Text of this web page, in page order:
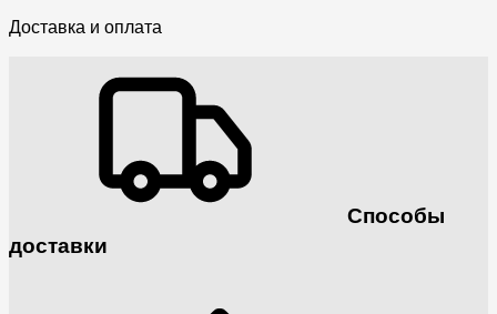
Доставка и оплата
Способы
доставки